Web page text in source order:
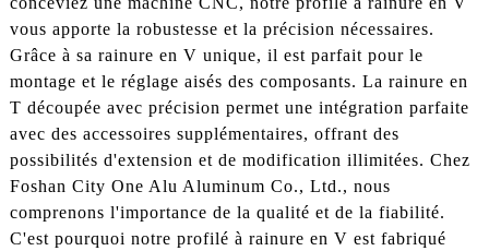
vous apporte la robustesse et la précision nécessaires.
Grâce à sa rainure en V unique, il est parfait pour le
montage et le réglage aisés des composants. La rainure en
T découpée avec précision permet une intégration parfaite
avec des accessoires supplémentaires, offrant des
possibilités d'extension et de modification illimitées. Chez
Foshan City One Alu Aluminum Co., Ltd., nous
comprenons l'importance de la qualité et de la fiabilité.
C'est pourquoi notre profilé à rainure en V est fabriqué